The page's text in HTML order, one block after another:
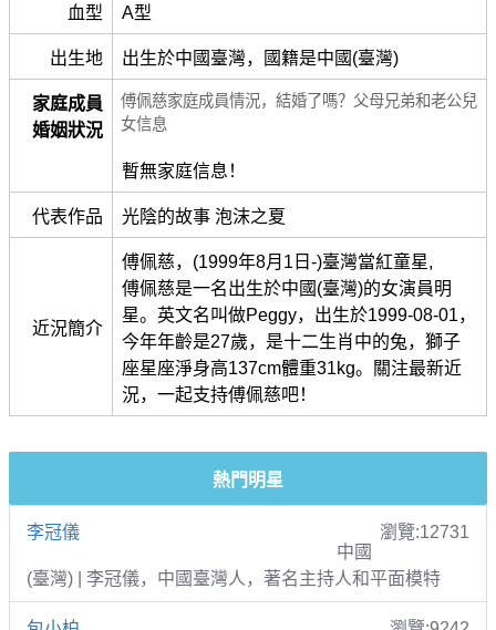
血型 A型
出生地 出生於中國臺灣，國籍是中國(臺灣)
家庭成員
婚姻狀況
傅佩慈家庭成員情況，結婚了嗎？父母兄弟和老公兒
女信息
暫無家庭信息！
代表作品 光陰的故事 泡沫之夏
近況簡介
傅佩慈，(1999年8月1日-)臺灣當紅童星,
傅佩慈是一名出生於中國(臺灣)的女演員明
星。英文名叫做Peggy，出生於1999-08-01，
今年年齡是27歲，是十二生肖中的兔，獅子
座星座淨身高137cm體重31kg。關注最新近
況，一起支持傅佩慈吧！
熱門明星
李冠儀
瀏覽:12731
中國
(臺灣) | 李冠儀，中國臺灣人，著名主持人和平面模特